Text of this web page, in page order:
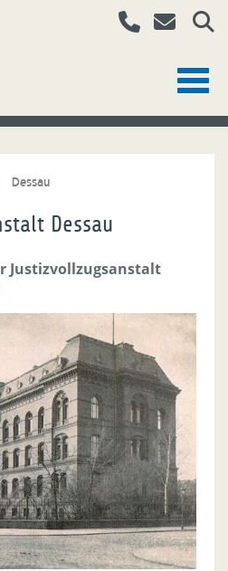
Dessau
Dessau
Justizvollzugsanstalt